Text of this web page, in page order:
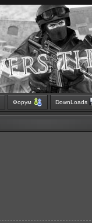
Форум DownLoads